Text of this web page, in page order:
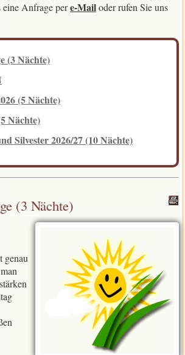
eine Anfrage pere-Mailoder rufen Sie uns
(3 Nächte)
(5 Nächte)
Nächte)
Silvester 2026/27 (10 Nächte)
(3 Nächte)
genau